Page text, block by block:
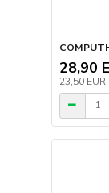
28,90
23,50 EUR